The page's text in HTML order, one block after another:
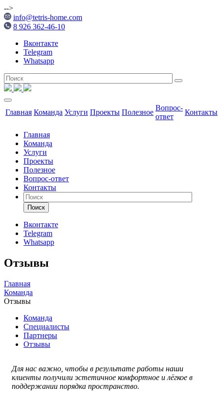
-->
info@tetris-home.com
8 926 362-46-10
Вконтакте
Telegram
Whatsapp
Главная Команда Услуги Проекты Полезное
Вопрос-
ответ
Контакты
Главная
Команда
Услуги
Проекты
Полезное
Вопрос-ответ
Контакты
Поиск
Вконтакте
Telegram
Whatsapp
Отзывы
Главная
Команда
Отзывы
Команда
Специалисты
Партнеры
Отзывы
Для нас важно, чтобы в результате работы наши
клиенты получили эстетичное комфортное и лёгкое в
поддержании порядка пространство.